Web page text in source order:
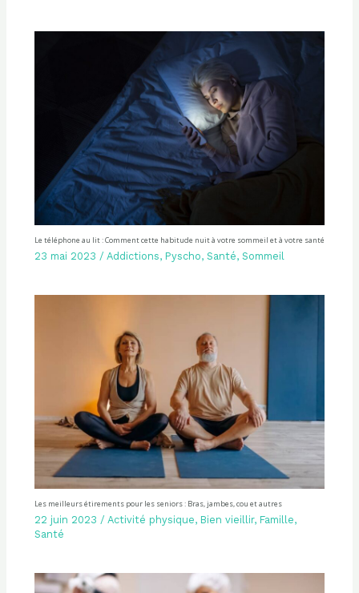
Le téléphone au lit : Comment cette habitude nuit à votre sommeil et à votre santé
23 mai 2023 / Addictions, Pyscho, Santé, Sommeil
Les meilleurs étirements pour les seniors : Bras, jambes, cou et autres
22 juin 2023 / Activité physique, Bien vieillir, Famille,
Santé